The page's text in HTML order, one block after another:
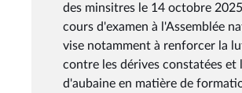
des minsitres le 14 octobre
cours d'examen à l'Assemblée
vise notamment à renforcer la
contre les dérives constatées et
d'aubaine en matière de